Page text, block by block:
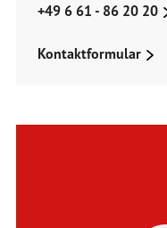
+49 6 61 - 86 20 20
Kontaktformular